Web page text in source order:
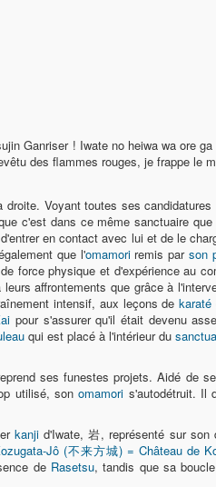
Ganriser ! Iwate no heiwa wa ore
des flammes rouges, je frappe le
Voyant toutes ses
c'est dans ce même sanctuaire
en contact avec lui et de le
que l'omamoriremis par son
force physique et d'expérience au
affrontements que grâce à
intensif, aux leçons dekaraté
pour s'assurer qu'il était devenu
qui est placé à l'intérieur du
ses funestes projets. Aidé de
utilisé, sonomamori s'autodétruit. Il
kanji d'Iwate, 岩, représenté sur
Jô (不来方城) = Château de
de Rasetsu, tandis que sa